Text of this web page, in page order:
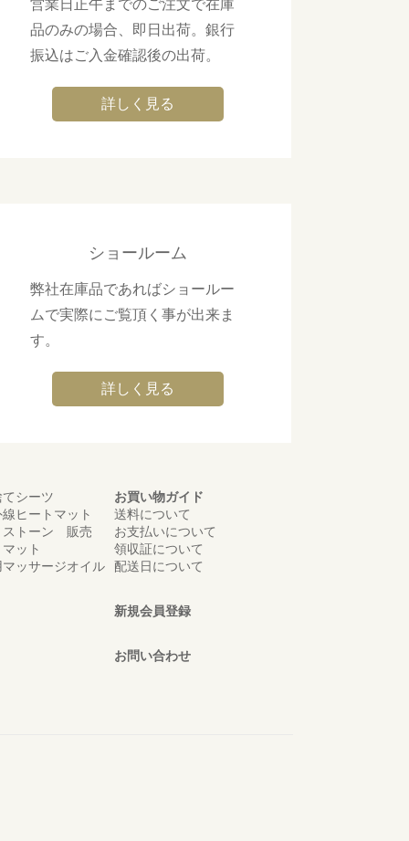
営業日正午までのご注文で在庫
品のみの場合、即日出荷。銀行
振込はご入金確認後の出荷。
詳しく見る
ショールーム
弊社在庫品であればショールー
ムで実際にご覧頂く事が出来ま
す。
詳しく見る
シーツ
ヒートマット
ストーン 販売
ット
ッサージオイル
お買い物ガイド
送料について
お支払いについて
領収証について
配送日について
新規会員登録
お問い合わせ